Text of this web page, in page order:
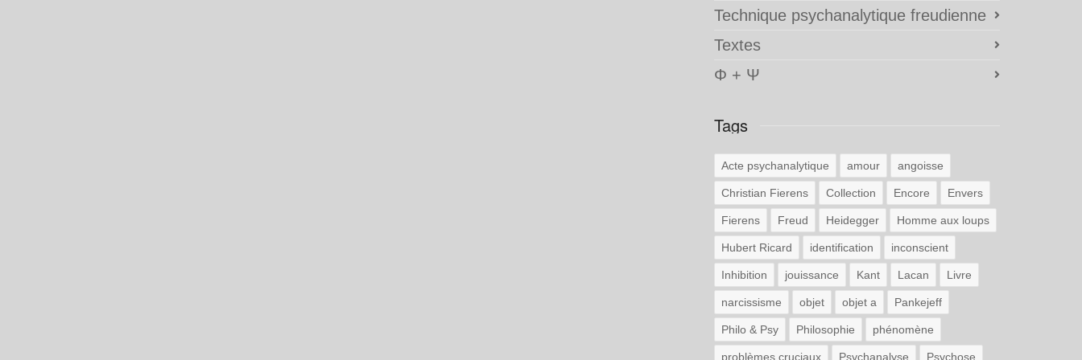
Technique psychanalytique freudienne
Textes
Φ + Ψ
Tags
Acte psychanalytique amour angoisse
Christian Fierens Collection Encore Envers
Fierens Freud Heidegger Homme aux loups
Hubert Ricard identification inconscient
Inhibition jouissance Kant Lacan Livre
narcissisme objet objet a Pankejeff
Philo & Psy Philosophie phénomène
problèmes cruciaux Psychanalyse Psychose